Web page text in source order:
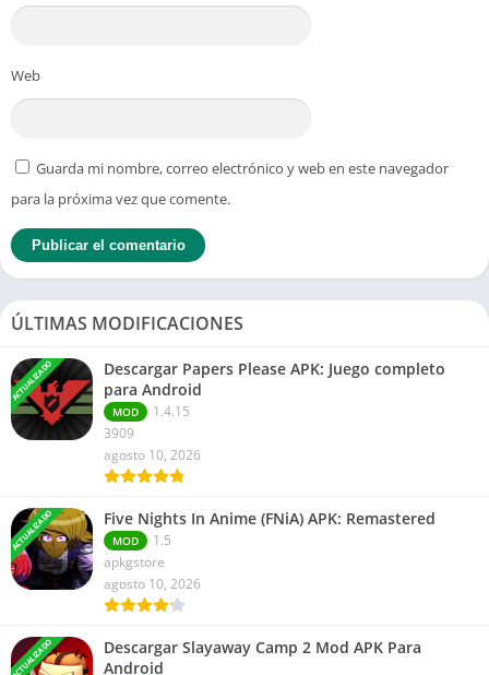
Web
Guarda mi nombre, correo electrónico y web en este navegador
para la próxima vez que comente.
ÚLTIMAS MODIFICACIONES
ACTUALIZADO
Descargar Papers Please APK: Juego completo
para Android
MOD
1.4.15
3909
agosto 10, 2026
ACTUALIZADO Five Nights In Anime (FNiA) APK: Remastered
MOD
1.5
apkgstore
agosto 10, 2026
ACTUALIZADO
Descargar Slayaway Camp 2 Mod APK Para
Android